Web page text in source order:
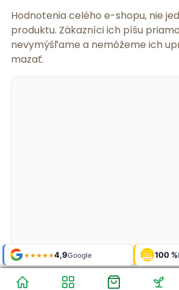
Hodnotenia celého e-shopu, nie
produktu. Zákazníci ich píšu
nevymýšľame a nemôžeme ich
mazať.
★★★★★4,9Google OVĚŘENO
ZÁKAZNÍKY
Heureka 100 %
Shop roku'24 + '25
★★★★★4,9Google OVĚŘENO
ZÁKAZNÍKY
Heureka 100 %
Shop roku'24 + '25